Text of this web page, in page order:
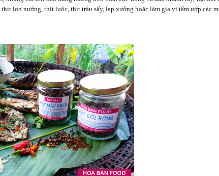
lợn nướng, thịt luộc, thịt trâu sấy, lạp xưởng hoặc làm gia vị tẩm ướp các